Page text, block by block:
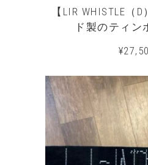
【LIR WHISTLE（
ド製のティン
¥